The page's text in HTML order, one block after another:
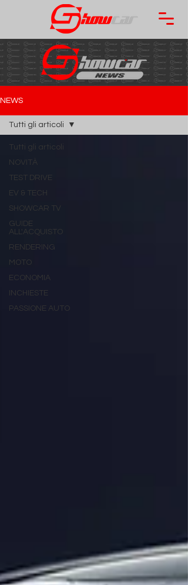
NEWS
Tutti gli articoli
NOVITÀ
TEST DRIVE
EV & TECH
SHOWCAR TV
GUIDE
ALL'ACQUISTO
RENDERING
MOTO
ECONOMIA
INCHIESTE
PASSIONE AUTO
Tutti gli articoli